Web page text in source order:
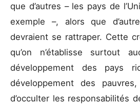
que d’autres – les pays de
exemple –, alors que
devraient se rattraper. Cette
qu’on n’établisse surtout
développement des pays
développement des
d’occulter les responsabilités